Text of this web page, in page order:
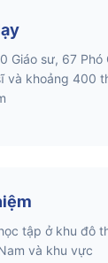
Giáo sư, 67 Phó
và khoảng 400
tập ở khu đô
và khu vực